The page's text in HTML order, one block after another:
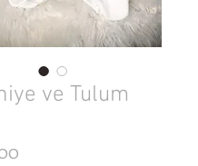
ve Tulum